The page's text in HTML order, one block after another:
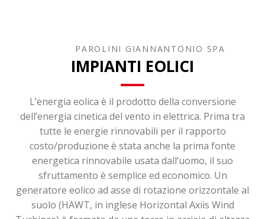
PAROLINI GIANNANTONIO SPA
IMPIANTI EOLICI
L’energia eolica è il prodotto della conversione
dell’energia cinetica del vento in elettrica. Prima tra
tutte le energie rinnovabili per il rapporto
costo/produzione è stata anche la prima fonte
energetica rinnovabile usata dall’uomo, il suo
sfruttamento è semplice ed economico. Un
generatore eolico ad asse di rotazione orizzontale al
suolo (HAWT, in inglese Horizontal Axiis Wind